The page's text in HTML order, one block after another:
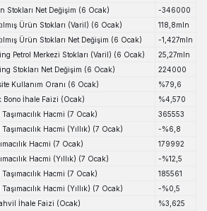
Stokları Net Değişim (6 Ocak)
-346000
Ürün Stokları (Varil) (6 Ocak)
118,8mln
Ürün Stokları Net Değişim (6 Ocak)
-1,427mln
Petrol Merkezi Stokları (Varil) (6 Ocak)
25,27mln
Stokları Net Değişim (6 Ocak)
224000
Kullanım Oranı (6 Ocak)
%79,6
Bono İhale Faizi (Ocak)
%4,570
Hacmi (7 Ocak)
365553
Hacmi (Yıllık) (7 Ocak)
-%6,8
Hacmi (7 Ocak)
179992
Hacmi (Yıllık) (7 Ocak)
-%12,5
Taşımacılık Hacmi (7 Ocak)
185561
Taşımacılık Hacmi (Yıllık) (7 Ocak)
-%0,5
İhale Faizi (Ocak) %3,625